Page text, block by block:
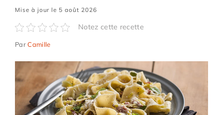
Mise à jour le 5 août 2026
Notez cette recette
ParCamille